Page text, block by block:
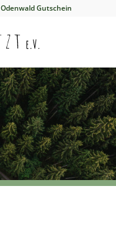
Odenwald Gutschein